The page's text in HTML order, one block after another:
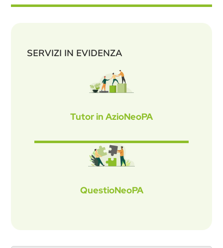
SERVIZI IN EVIDENZA
Tutor in AzioNeoPA
QuestioNeoPA